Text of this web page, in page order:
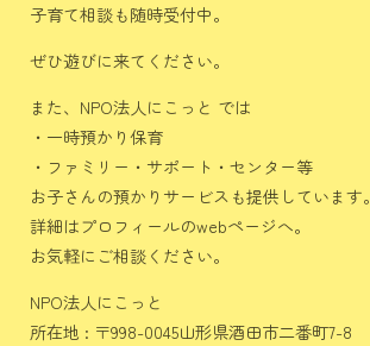
子育て相談も随時受付中。
ぜひ遊びに来てください。
また、NPO法人にこっと では
・一時預かり保育
・ファミリー・サポート・センター等
お子さんの預かりサービスも提供しています。
詳細はプロフィールのwebページへ。
お気軽にご相談ください。
NPO法人にこっと
所在地 : 〒998-0045山形県酒田市二番町7-8